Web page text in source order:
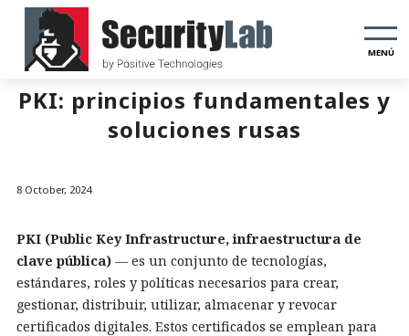
MENÚ
PKI: principios fundamentales y
soluciones rusas
8 October, 2024
PKI (Public Key Infrastructure, infraestructura de
clave pública) — es un conjunto de tecnologías,
estándares, roles y políticas necesarios para crear,
gestionar, distribuir, utilizar, almacenar y revocar
certificados digitales. Estos certificados se emplean para